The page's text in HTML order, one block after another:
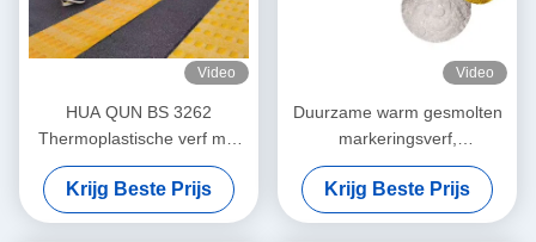
Video
HUA QUN BS 3262
Thermoplastische verf met
glazen kralen ISO 9001
goedgekeurd
Krijg Beste Prijs
Video
Duurzame warm gesmolten
markeringsverf,
reflecterende gele verf voor
wegmarkering
Krijg Beste Prijs